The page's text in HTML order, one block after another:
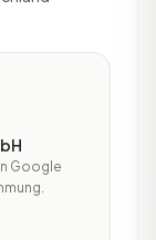
Google